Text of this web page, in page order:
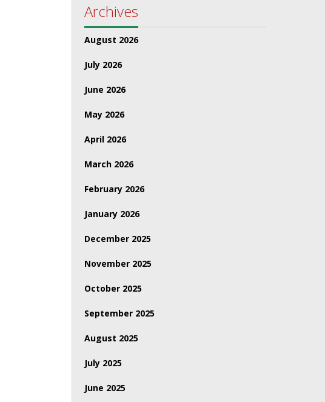
Archives
August 2026
July 2026
June 2026
May 2026
April 2026
March 2026
February 2026
January 2026
December 2025
November 2025
October 2025
September 2025
August 2025
July 2025
June 2025